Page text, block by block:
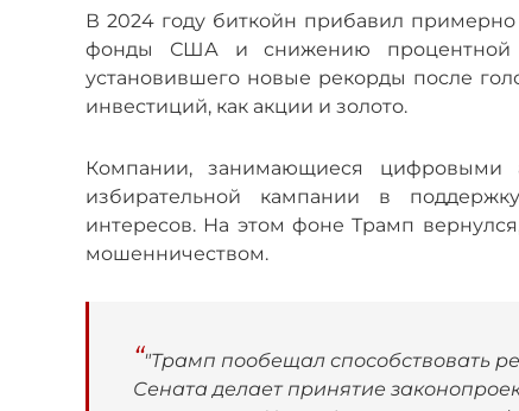
В 2024 году биткойн прибавил
фонды США и снижению процентной
установившего новые рекорды после
инвестиций, как акции и золото.
Компании, занимающиеся цифровыми
избирательной кампании в
интересов. На этом фоне Трамп
мошенничеством.
"Трамп пообещал способствовать
Сената делает принятие